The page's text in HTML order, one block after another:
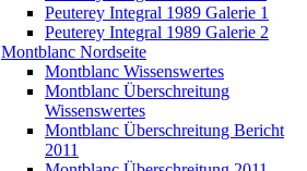
Peuterey Integral 1989 Galerie 1
Peuterey Integral 1989 Galerie 2
Montblanc Nordseite
Montblanc Wissenswertes
Montblanc Überschreitung
Wissenswertes
Montblanc Überschreitung Bericht
2011